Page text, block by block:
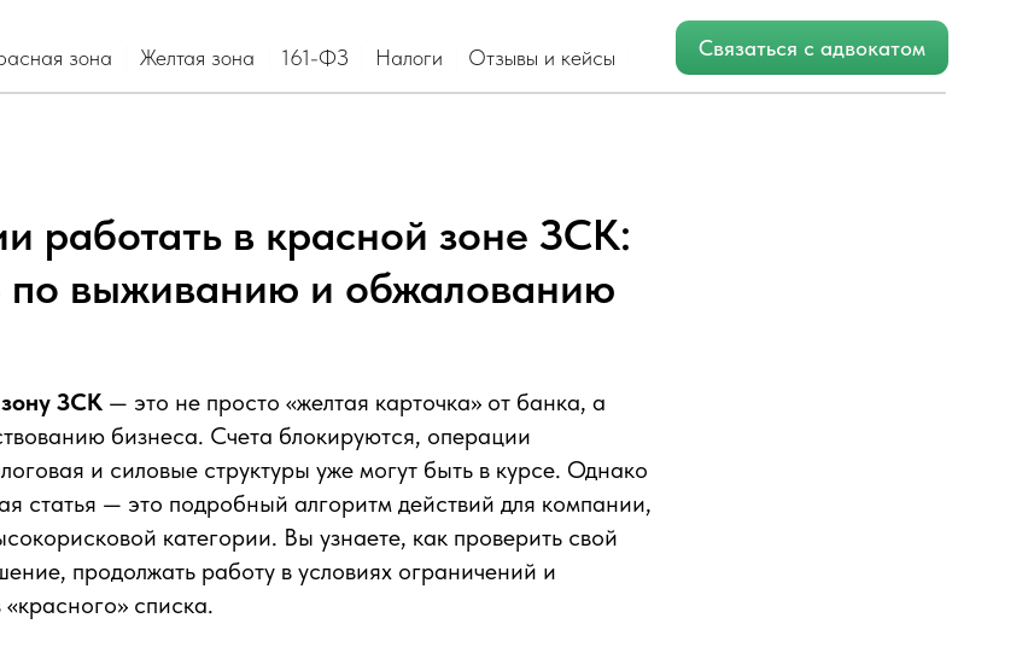
Связаться с адвокатом
Желтая зона 161-ФЗ Отзывы и кейсы
Налоги
работать в красной зоне ЗСК:
по выживанию и обжалованию
ЗСК — это не просто «желтая карточка» от банка, а
бизнеса. Счета блокируются, операции
и силовые структуры уже могут быть в курсе. Однако
статья — это подробный алгоритм действий для компании,
категории. Вы узнаете, как проверить свой
продолжать работу в условиях ограничений и
списка.